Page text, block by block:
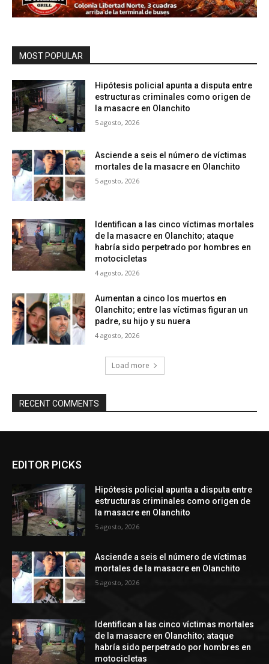
MOST POPULAR
Hipótesis policial apunta a disputa entre
estructuras criminales como origen de
la masacre en Olanchito
5 agosto, 2026
Asciende a seis el número de víctimas
mortales de la masacre en Olanchito
5 agosto, 2026
Identifican a las cinco víctimas mortales
de la masacre en Olanchito; ataque
habría sido perpetrado por hombres en
motocicletas
4 agosto, 2026
Aumentan a cinco los muertos en
Olanchito; entre las víctimas figuran un
padre, su hijo y su nuera
4 agosto, 2026
Load more
RECENT COMMENTS
EDITOR PICKS
Hipótesis policial apunta a disputa entre
estructuras criminales como origen de
la masacre en Olanchito
5 agosto, 2026
Asciende a seis el número de víctimas
mortales de la masacre en Olanchito
5 agosto, 2026
Identifican a las cinco víctimas mortales
de la masacre en Olanchito; ataque
habría sido perpetrado por hombres en
motocicletas